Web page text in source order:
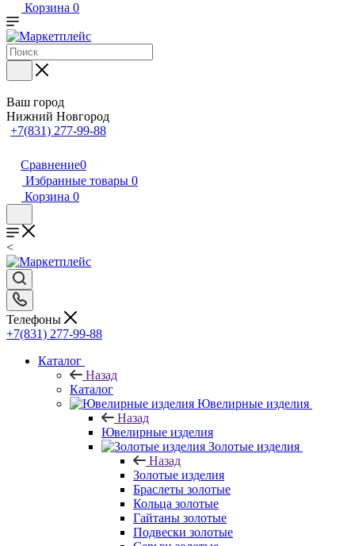
Корзина 0
Ваш город
Нижний Новгород
+7(831) 277-99-88
Сравнение0
Избранные товары 0
Корзина 0
<
Телефоны
+7(831) 277-99-88
Каталог
Назад
Каталог
Ювелирные изделия
Назад
Ювелирные изделия
Золотые изделия
Назад
Золотые изделия
Браслеты золотые
Кольца золотые
Гайтаны золотые
Подвески золотые